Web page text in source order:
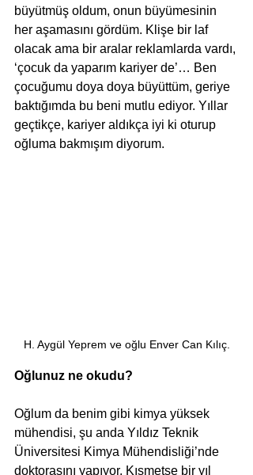
büyütmüş oldum, onun büyümesinin
her aşamasını gördüm. Klişe bir laf
olacak ama bir aralar reklamlarda vardı,
‘çocuk da yaparım kariyer de’… Ben
çocuğumu doya doya büyüttüm, geriye
baktığımda bu beni mutlu ediyor. Yıllar
geçtikçe, kariyer aldıkça iyi ki oturup
oğluma bakmışım diyorum.
H. Aygül Yeprem ve oğlu Enver Can Kılıç.
Oğlunuz ne okudu?
Oğlum da benim gibi kimya yüksek
mühendisi, şu anda Yıldız Teknik
Üniversitesi Kimya Mühendisliği’nde
doktorasını yapıyor. Kısmetse bir yıl